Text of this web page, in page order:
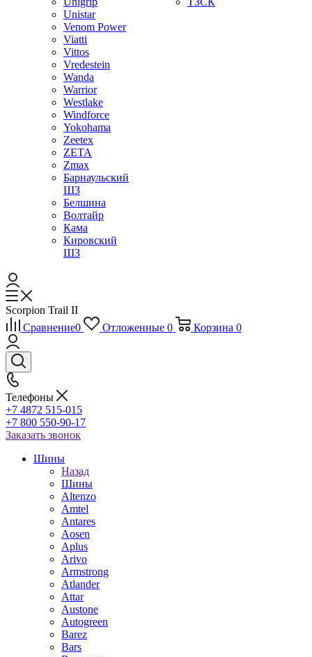
Unistar
Venom Power
Viatti
Vittos
Vredestein
Wanda
Warrior
Westlake
Windforce
Yokohama
Zeetex
ZETA
Zmax
Барнаульский
ШЗ
Белшина
Волтайр
Кама
Кировский
ШЗ
Scorpion Trail II
Сравнение0 Отложенные 0 Корзина 0
Телефоны
+7 4872 515-015
+7 800 550-90-17
Заказать звонок
Шины
Назад
Шины
Altenzo
Amtel
Antares
Aosen
Aplus
Arivo
Armstrong
Atlander
Attar
Austone
Autogreen
Barez
Bars